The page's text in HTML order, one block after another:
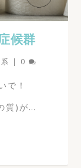
候群
| 0
で！
質)が…